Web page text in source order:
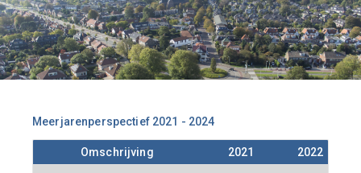
Meerjarenperspectief 2021 - 2024
Omschrijving 2021 2022